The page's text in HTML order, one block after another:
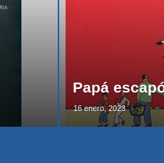
Papá
16 enero, 2023